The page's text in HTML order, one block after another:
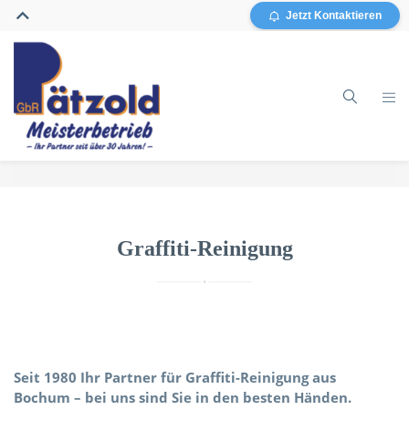
Jetzt Kontaktieren
Gebäudereinigung
Sonstiges
Graffiti-Reinigung
Seit 1980 Ihr Partner für Graffiti-Reinigung aus
Bochum – bei uns sind Sie in den besten Händen.